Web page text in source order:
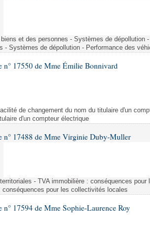
des lois
des lois
sociale
et orales
débats
et des personnes - Systèmes de dépollution
- Systèmes de dépollution - Performance des
n° 17550 de Mme Émilie Bonnivard
de changement du nom du titulaire d'un
d'un compteur électrique
n° 17488 de Mme Virginie Duby-Muller
- TVA immobilière : conséquences
conséquences pour les collectivités locales
n° 17594 de Mme Sophie-Laurence Roy